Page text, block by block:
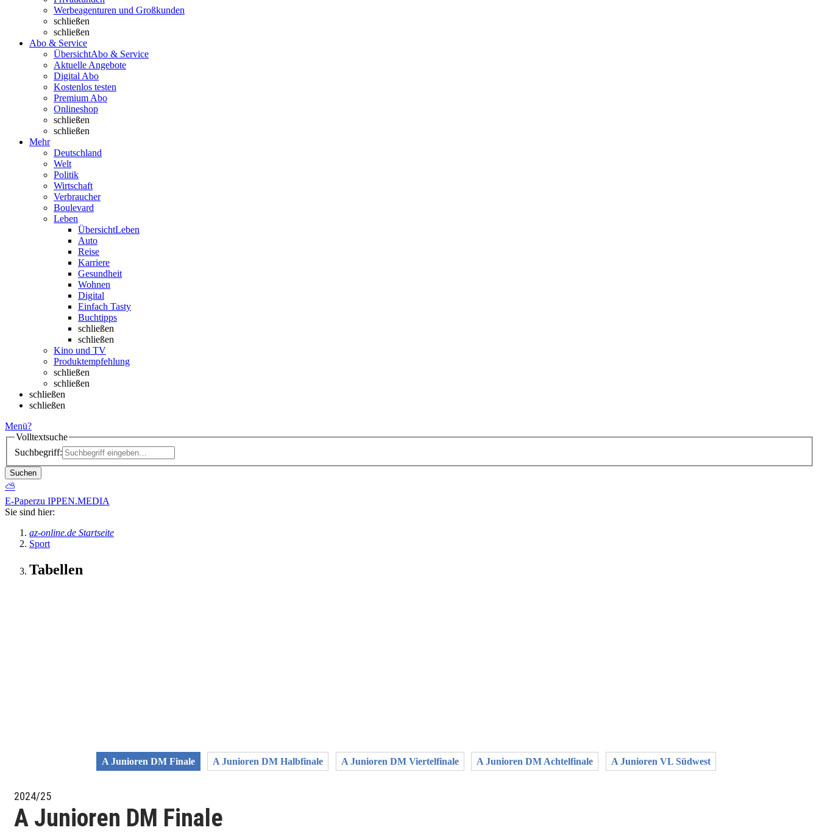
Werbeagenturen und Großkunden
schließen
schließen
Abo & Service
ÜbersichtAbo & Service
Aktuelle Angebote
Digital Abo
Kostenlos testen
Premium Abo
Onlineshop
schließen
schließen
Mehr
Deutschland
Welt
Politik
Wirtschaft
Verbraucher
Boulevard
Leben
ÜbersichtLeben
Auto
Reise
Karriere
Gesundheit
Wohnen
Digital
Einfach Tasty
Buchtipps
schließen
schließen
Kino und TV
Produktempfehlung
schließen
schließen
schließen
schließen
Menü?
Volltextsuche
Suchbegriff:
Suchen
⛅
E-Paperzu IPPEN.MEDIA
Sie sind hier:
az-online.de Startseite
Sport
Tabellen
A Junioren DM Finale A Junioren DM Halbfinale A Junioren DM Viertelfinale A Junioren DM Achtelfinale A Junioren VL Südwest
2024/25
A Junioren DM Finale